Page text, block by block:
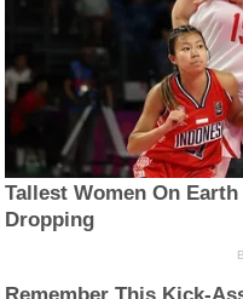
Tallest Women On
Dropping